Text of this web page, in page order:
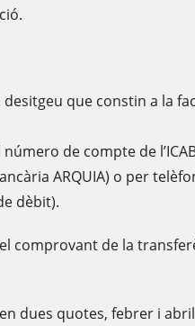
que constin a la
de compte de
ARQUIA) o per
dèbit).
comprovant de la
dues quotes, febrer i